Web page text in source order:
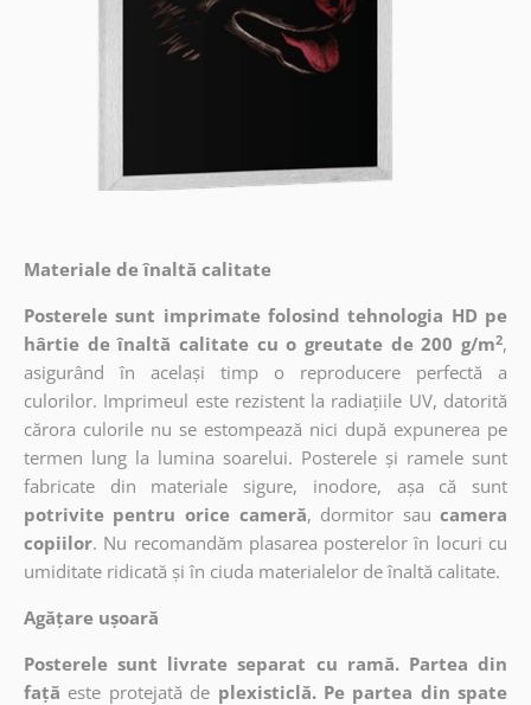
Materiale de înaltă calitate
Posterele sunt imprimate folosind tehnologia HD pe
hârtie de înaltă calitate cu o greutate de 200 g/m2,
asigurând în același timp o reproducere perfectă a
culorilor. Imprimeul este rezistent la radiațiile UV, datorită
cărora culorile nu se estompează nici după expunerea pe
termen lung la lumina soarelui. Posterele și ramele sunt
fabricate din materiale sigure, inodore, așa că sunt
potrivite pentru orice cameră, dormitor sau camera
copiilor. Nu recomandăm plasarea posterelor în locuri cu
umiditate ridicată și în ciuda materialelor de înaltă calitate.
Agățare ușoară
Posterele sunt livrate separat cu ramă. Partea din
față este protejată de plexisticlă. Pe partea din spate